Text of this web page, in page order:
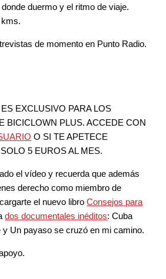
duermo y el ritmo de viaje.
kms.
de momento en Punto Radio.
EXCLUSIVO PARA LOS
BICICLOWN PLUS. ACCEDE CON
O SI TE APETECE
5 EUROS AL MES.
el vídeo y recuerda que además
derecho como miembro de
el nuevo libroConsejos para
dos documentales inéditos: Cuba
y Un payaso se cruzó en mi camino.